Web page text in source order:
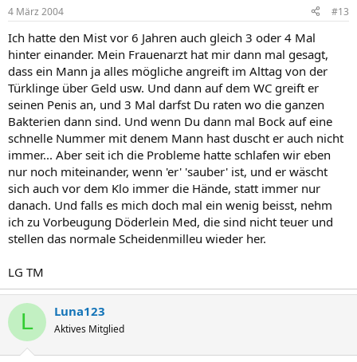
4 März 2004 #13
Ich hatte den Mist vor 6 Jahren auch gleich 3 oder 4 Mal
hinter einander. Mein Frauenarzt hat mir dann mal gesagt,
dass ein Mann ja alles mögliche angreift im Alttag von der
Türklinge über Geld usw. Und dann auf dem WC greift er
seinen Penis an, und 3 Mal darfst Du raten wo die ganzen
Bakterien dann sind. Und wenn Du dann mal Bock auf eine
schnelle Nummer mit denem Mann hast duscht er auch nicht
immer... Aber seit ich die Probleme hatte schlafen wir eben
nur noch miteinander, wenn 'er' 'sauber' ist, und er wäscht
sich auch vor dem Klo immer die Hände, statt immer nur
danach. Und falls es mich doch mal ein wenig beisst, nehm
ich zu Vorbeugung Döderlein Med, die sind nicht teuer und
stellen das normale Scheidenmilleu wieder her.
LG TM
L Luna123
Aktives Mitglied